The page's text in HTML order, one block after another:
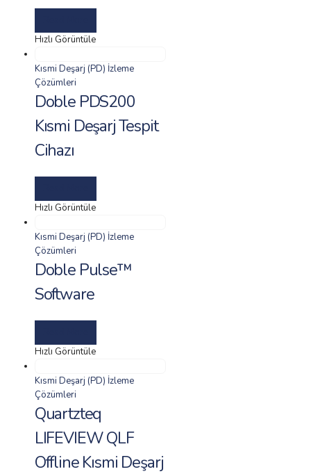
Hızlı Görüntüle
Kısmi Deşarj (PD) İzleme
Çözümleri
Doble PDS200
Kısmi Deşarj Tespit
Cihazı
Hızlı Görüntüle
Kısmi Deşarj (PD) İzleme
Çözümleri
Doble Pulse™
Software
Hızlı Görüntüle
Kısmi Deşarj (PD) İzleme
Çözümleri
Quartzteq
LIFEVIEW QLF
Offline Kısmi Deşarj